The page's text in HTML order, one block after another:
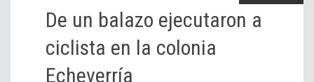
De un balazo ejecutaron a
ciclista en la colonia
Echeverría